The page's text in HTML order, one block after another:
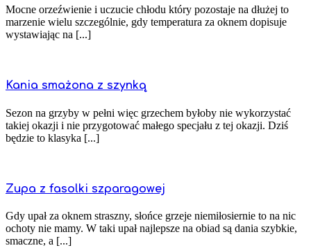
Mocne orzeźwienie i uczucie chłodu który pozostaje na dłużej to
marzenie wielu szczególnie, gdy temperatura za oknem dopisuje
wystawiając na [...]
Kania smażona z szynką
Sezon na grzyby w pełni więc grzechem byłoby nie wykorzystać
takiej okazji i nie przygotować małego specjału z tej okazji. Dziś
będzie to klasyka [...]
Zupa z fasolki szparagowej
Gdy upał za oknem straszny, słońce grzeje niemiłosiernie to na nic
ochoty nie mamy. W taki upał najlepsze na obiad są dania szybkie,
smaczne, a [...]